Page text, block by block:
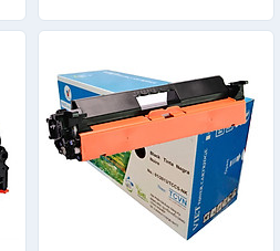
5200TN - Cartridge Q7516A
mới 100% [Fullbox]